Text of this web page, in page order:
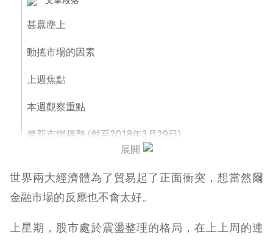
甚囂塵上
動搖市場的因素
上週焦點
本週觀察重點
最新市場趨勢 (截至2018年3月29日)
展開
世界兩大經濟體為了貿易起了正面衝突，想當然爾
金融市場的反應也不會太好。
上星期，股市處於震盪整理的格局，在上上周的連